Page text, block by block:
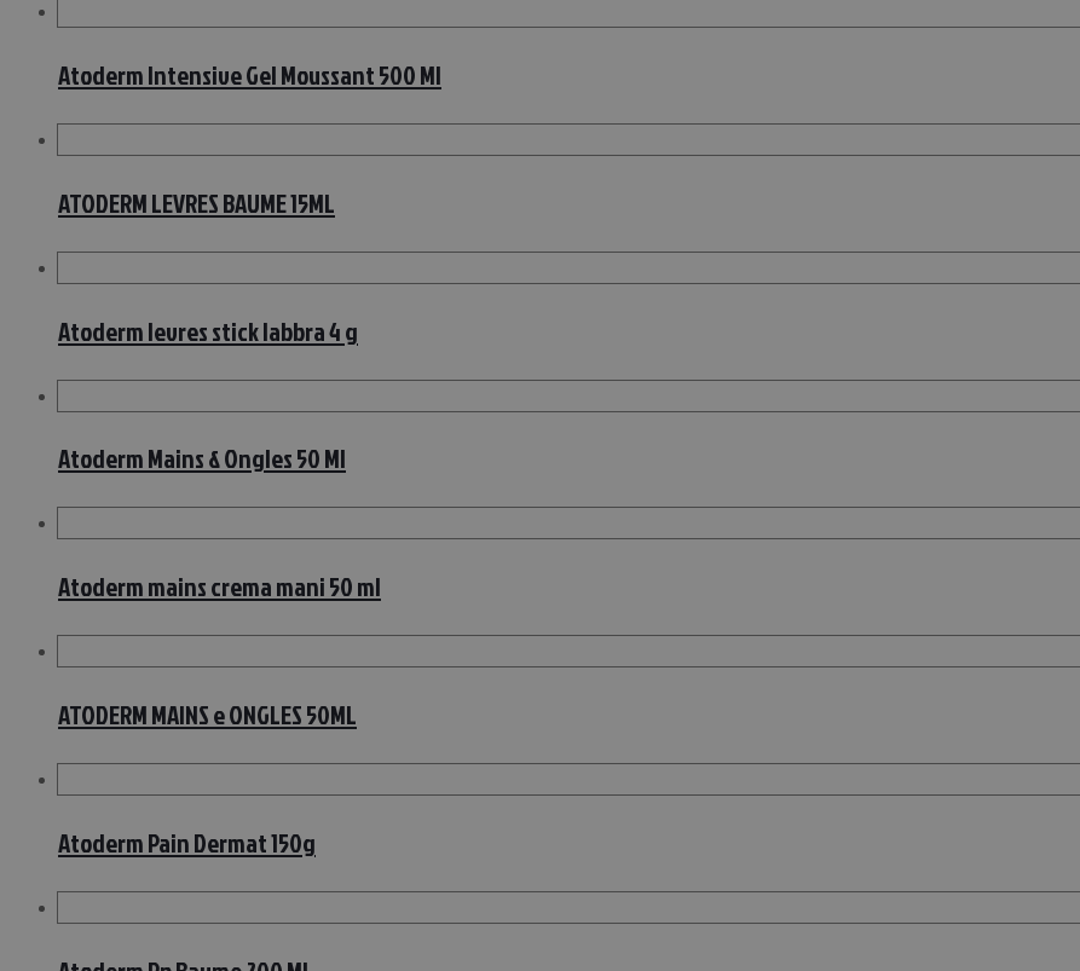
Atoderm Intensive Gel Moussant 500 Ml
ATODERM LEVRES BAUME 15ML
Atoderm levres stick labbra 4 g
Atoderm Mains & Ongles 50 Ml
Atoderm mains crema mani 50 ml
ATODERM MAINS e ONGLES 50ML
Atoderm Pain Dermat 150g